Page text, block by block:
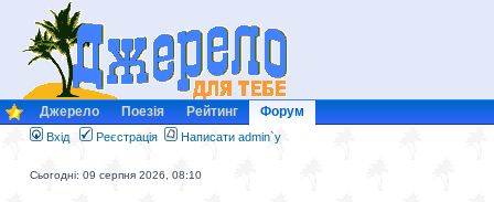
Джерело Поезія Рейтинг Форум
Вхід Реєстрація Написати admin`у
Сьогодні: 09 серпня 2026, 08:10